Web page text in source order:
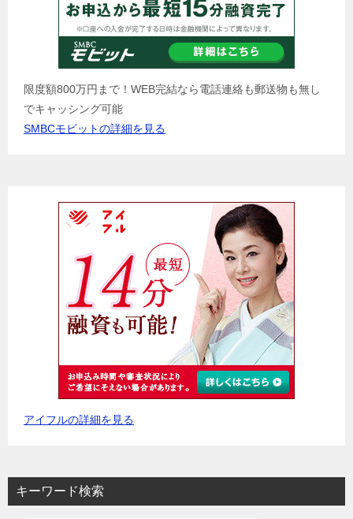
限度額800万円まで！WEB完結なら電話連絡も郵送物も無し
でキャッシング可能
SMBCモビットの詳細を見る
アイフルの詳細を見る
キーワード検索